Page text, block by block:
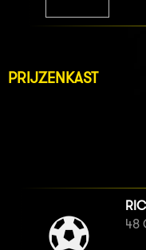
PRIJZENKAST
48